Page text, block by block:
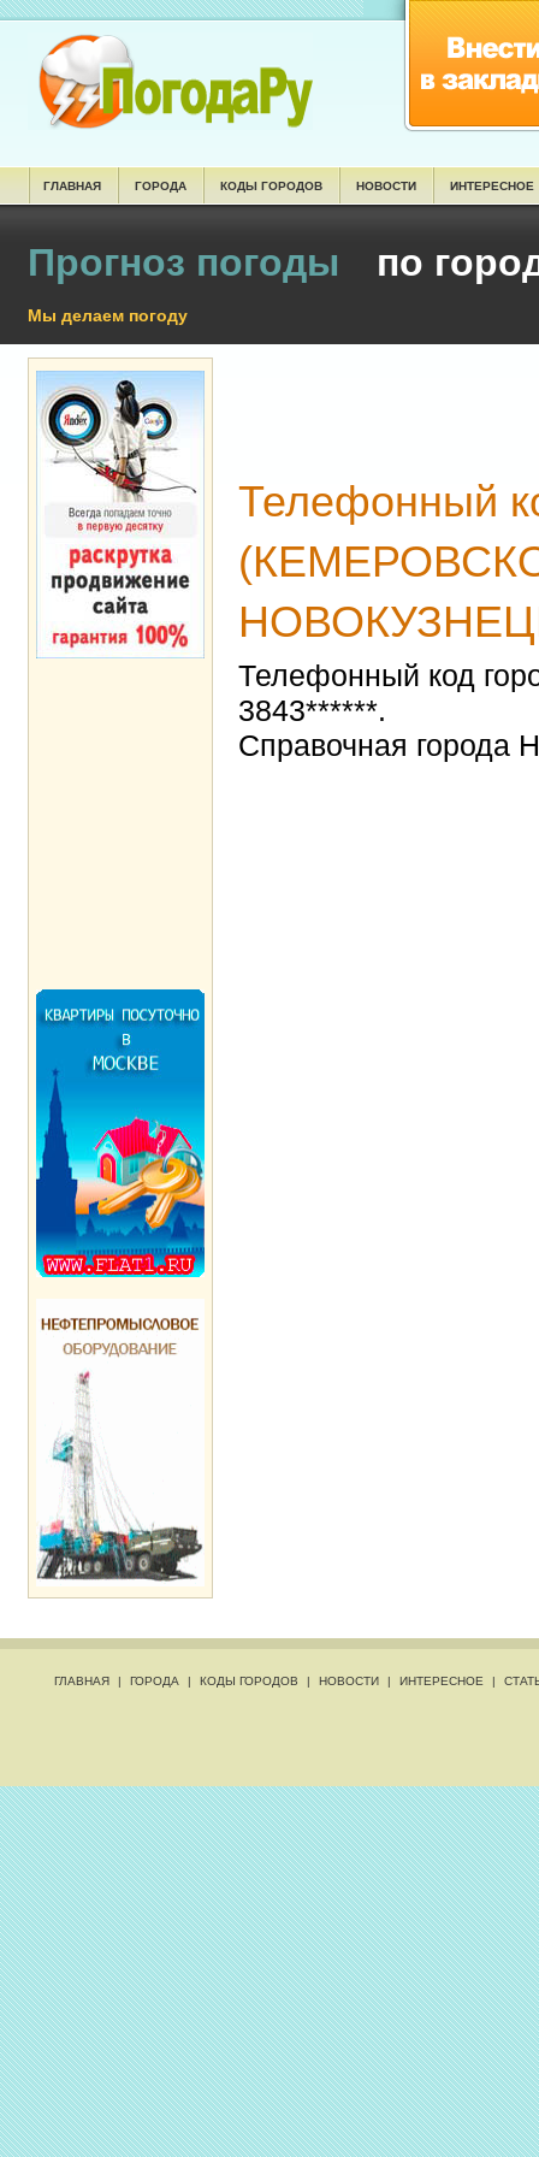
ГЛАВНАЯ ГОРОДА КОДЫ ГОРОДОВ НОВОСТИ ИНТЕРЕСНОЕ
Прогноз погоды по
Мы делаем погоду
Телефонный
Телефонный код
3843******.
Справочная
ГЛАВНАЯ | ГОРОДА | КОДЫ ГОРОДОВ | НОВОСТИ | ИНТЕРЕСНОЕ |